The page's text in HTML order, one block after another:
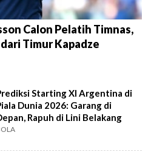
Calon Pelatih Timnas,
Timur Kapadze
Starting XI Argentina di
Dunia 2026: Garang di
Rapuh di Lini Belakang